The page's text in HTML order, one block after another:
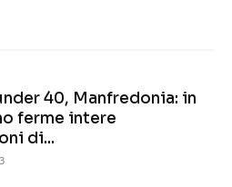
40, Manfredonia: in
ferme intere
di...